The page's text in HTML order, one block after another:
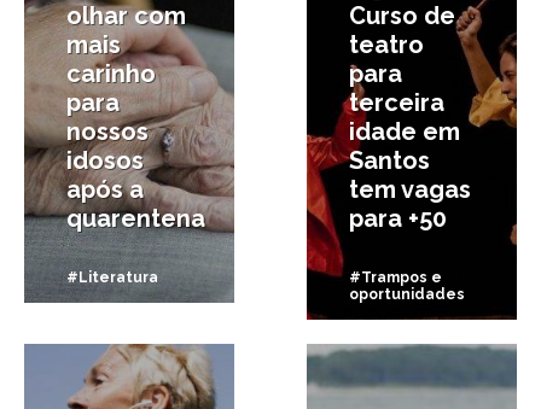
olhar com
mais
carinho
para
nossos
idosos
após a
quarentena
#Literatura
Curso de
teatro
para
terceira
idade em
Santos
tem vagas
para +50
#Trampos e
oportunidades
11/06/2019